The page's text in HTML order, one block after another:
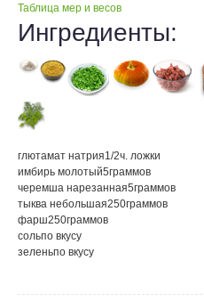
Таблица мер и весов
Ингредиенты:
глютaмат натрия1/2ч. ложки
имбирь молотый5граммов
черемша нарезанная5граммов
тыква небольшая250граммов
фарш250граммов
сольпо вкусу
зеленьпо вкусу